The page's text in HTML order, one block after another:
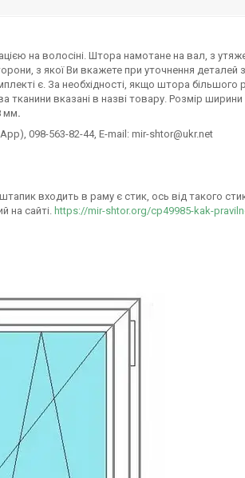
на волосіні. Штора намотане на вал, з
з якої Ви вкажете при уточнення
є. За необхідності, якщо штора більшого
вказані в назві товару. Розмір
мм.
098-563-82-44, E-mail: mir-shtor@ukr.net
входить в раму є стик, ось від такого
на сайті. https://mir-shtor.org/cp49985-kak-